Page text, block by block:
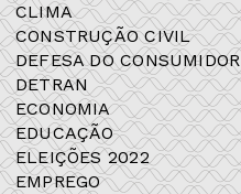
CLIMA
CONSTRUÇÃO CIVIL
DEFESA DO CONSUMIDOR
DETRAN
ECONOMIA
EDUCAÇÃO
ELEIÇÕES 2022
EMPREGO